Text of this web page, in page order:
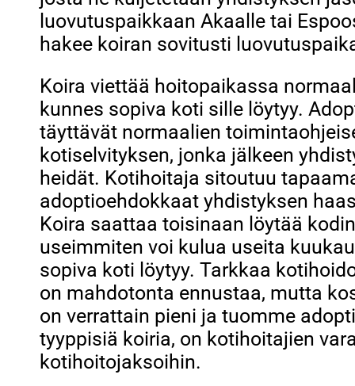
luovutuspaikkaan Akaalle tai
hakee koiran sovitusti
Koira viettää hoitopaikassa
kunnes sopiva koti sille löytyy.
täyttävät normaalien
kotiselvityksen, jonka jälkeen
heidät. Kotihoitaja sitoutuu
adoptioehdokkaat yhdistyksen
Koira saattaa toisinaan löytää
useimmiten voi kulua useita
sopiva koti löytyy. Tarkkaa
on mahdotonta ennustaa, mutta
on verrattain pieni ja tuomme
tyyppisiä koiria, on kotihoitajien
kotihoitojaksoihin.